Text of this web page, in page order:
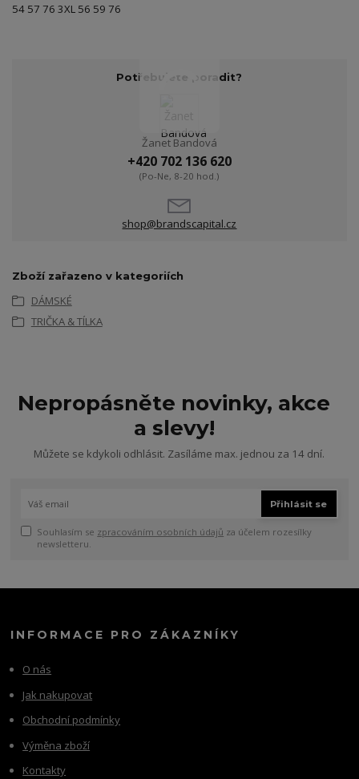
54 57 76 3XL 56 59 76
Potřebujete poradit?
Žanet Bandová
+420 702 136 620
(Po-Ne, 8-20 hod.)
shop@brandscapital.cz
Zboží zařazeno v kategoriích
DÁMSKÉ
TRIČKA & TÍLKA
Nepropásněte novinky, akce
a slevy!
Můžete se kdykoli odhlásit. Zasíláme max. jednou za 14 dní.
Přihlásit se
Souhlasím se zpracováním osobních údajů za účelem rozesílky
newsletteru.
INFORMACE PRO ZÁKAZNÍKY
O nás
Jak nakupovat
Obchodní podmínky
Výměna zboží
Kontakty